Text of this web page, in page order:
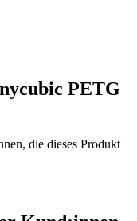
PETG
die dieses Produkt